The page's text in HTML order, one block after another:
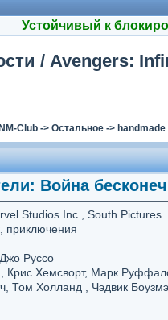
Устойчивый к
/ Avengers:
Club-> Остальное->
Война
Studios Inc., South Pictures
, приключения
Руссо
Крис Хемсворт, Марк
Том Холланд , Чэдвик